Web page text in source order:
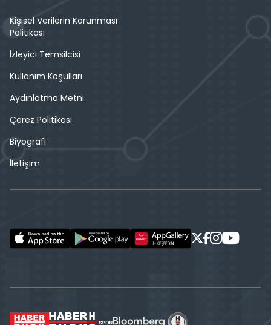
Kişisel Verilerin Korunması
Politikası
İzleyici Temsilcisi
Kullanım Koşulları
Aydınlatma Metni
Çerez Politikası
Biyografi
İletişim